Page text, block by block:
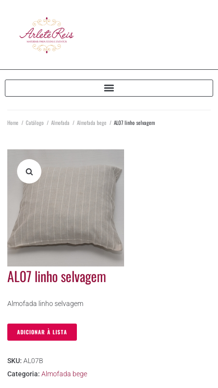
Home / Catálogo / Almofada / Almofada bege / AL07 linho selvagem
AL07 linho selvagem
Almofada linho selvagem
ADICIONAR À LISTA
SKU: AL07B
Categoria: Almofada bege